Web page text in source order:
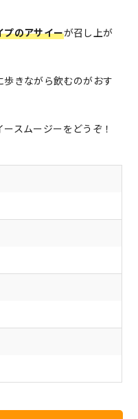
プのアサイーが召し上が
歩きながら飲むのがおす
スムージーをどうぞ！